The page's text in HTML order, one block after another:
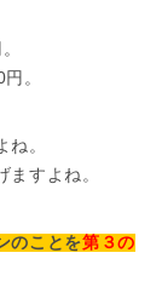
。
。
すよね。
のことを第３の